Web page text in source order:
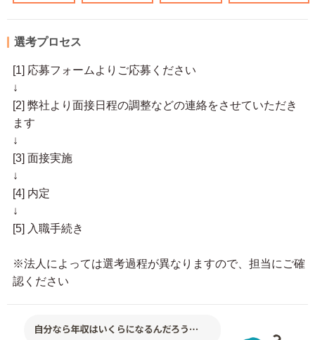
選考プロセス
[1] 応募フォームよりご応募ください
↓
[2] 弊社より面接日程の調整などの連絡をさせていただき
ます
↓
[3] 面接実施
↓
[4] 内定
↓
[5] 入職手続き
※法人によっては選考過程が異なりますので、担当にご確
認ください